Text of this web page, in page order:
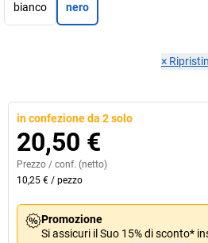
bianco nero
×
in confezione da 2 solo
20,50 €
Prezzo / conf. (netto)
10,25 € / pezzo
Promozione
Si assicuri il Suo 15% di sconto*